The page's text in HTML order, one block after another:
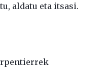
aldatu eta itsasi.